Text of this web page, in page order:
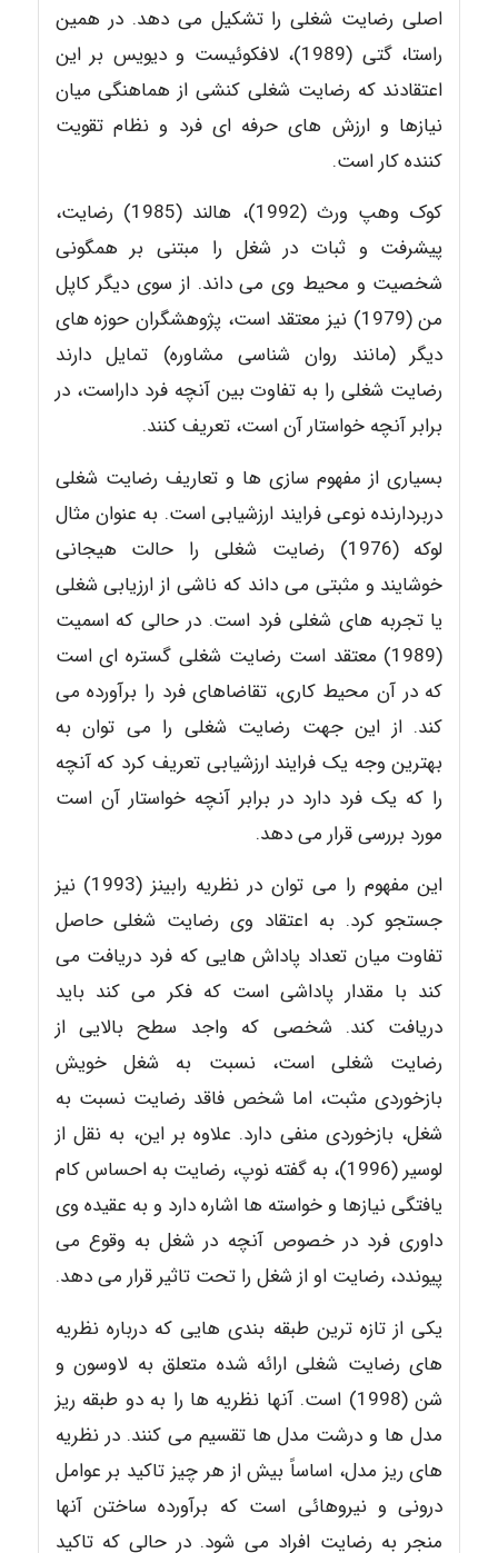
اصلی رضایت شغلی را تشکیل می دهد. در همین
راستا، گتی (1989)، لافکوئیست و دیویس بر این
اعتقادند که رضایت شغلی کنشی از هماهنگی میان
نیازها و ارزش های حرفه ای فرد و نظام تقویت
کننده کار است.
کوک وهپ ورث (1992)، هالند (1985) رضایت،
پیشرفت و ثبات در شغل را مبتنی بر همگونی
شخصیت و محیط وی می داند. از سوی دیگر کاپل
من (1979) نیز معتقد است، پژوهشگران حوزه های
دیگر (مانند روان شناسی مشاوره) تمایل دارند
رضایت شغلی را به تفاوت بین آنچه فرد داراست، در
برابر آنچه خواستار آن است، تعریف کنند.
بسیاری از مفهوم سازی ها و تعاریف رضایت شغلی
دربردارنده نوعی فرایند ارزشیابی است. به عنوان مثال
لوکه (1976) رضایت شغلی را حالت هیجانی
خوشایند و مثبتی می داند که ناشی از ارزیابی شغلی
یا تجربه های شغلی فرد است. در حالی که اسمیت
(1989) معتقد است رضایت شغلی گستره ای است
که در آن محیط کاری، تقاضاهای فرد را برآورده می
کند. از این جهت رضایت شغلی را می توان به
بهترین وجه یک فرایند ارزشیابی تعریف کرد که آنچه
را که یک فرد دارد در برابر آنچه خواستار آن است
مورد بررسی قرار می دهد.
این مفهوم را می توان در نظریه رابینز (1993) نیز
جستجو کرد. به اعتقاد وی رضایت شغلی حاصل
تفاوت میان تعداد پاداش هایی که فرد دریافت می
کند با مقدار پاداشی است که فکر می کند باید
دریافت کند. شخصی که واجد سطح بالایی از
رضایت شغلی است، نسبت به شغل خویش
بازخوردی مثبت، اما شخص فاقد رضایت نسبت به
شغل، بازخوردی منفی دارد. علاوه بر این، به نقل از
لوسیر (1996)، به گفته نوپ، رضایت به احساس کام
یافتگی نیازها و خواسته ها اشاره دارد و به عقیده وی
داوری فرد در خصوص آنچه در شغل به وقوع می
پیوندد، رضایت او از شغل را تحت تاثیر قرار می دهد.
یکی از تازه ترین طبقه بندی هایی که درباره نظریه
های رضایت شغلی ارائه شده متعلق به لاوسون و
شن (1998) است. آنها نظریه ها را به دو طبقه ریز
مدل ها و درشت مدل ها تقسیم می کنند. در نظریه
های ریز مدل، اساساً بیش از هر چیز تاکید بر عوامل
درونی و نیروهائی است که برآورده ساختن آنها
منجر به رضایت افراد می شود. در حالی که تاکید